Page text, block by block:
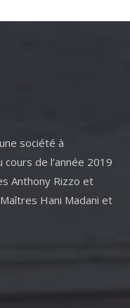
société à
de l’année 2019
Anthony Rizzo et
Hani Madani et